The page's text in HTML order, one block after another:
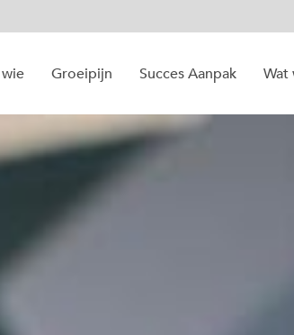
Groeipijn Succes Aanpak Wat